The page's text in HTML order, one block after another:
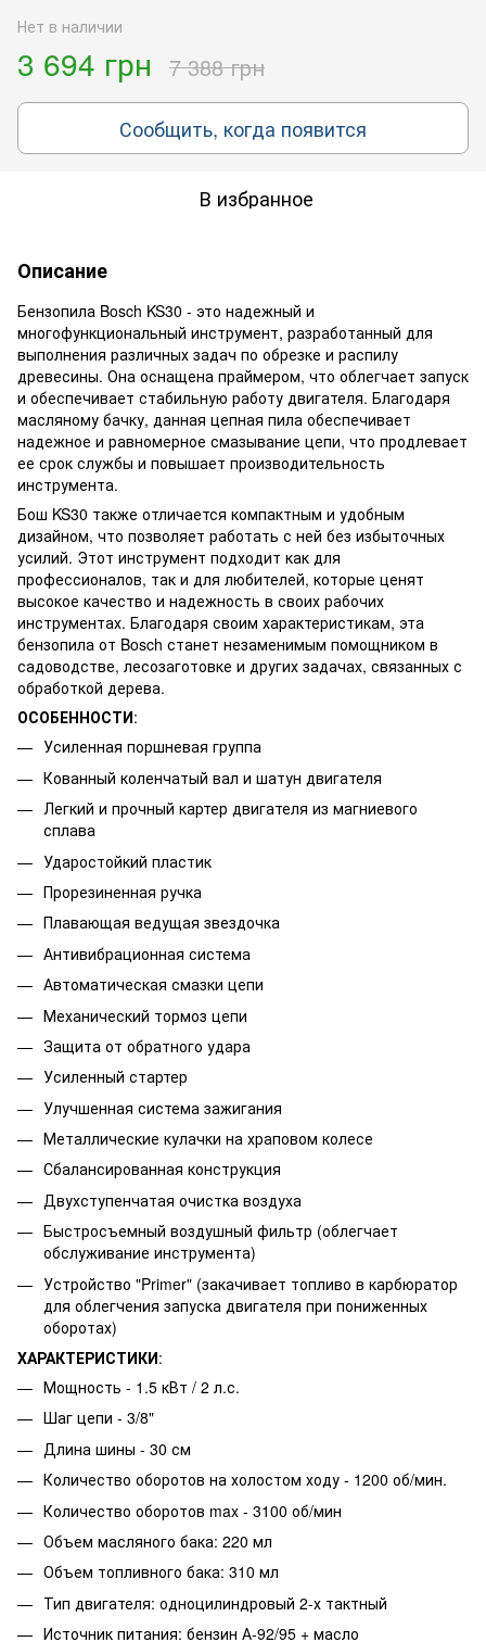
Нет в наличии
3 694 грн 7 388 грн
Сообщить, когда появится
В избранное
Описание
Бензопила Bosch KS30 - это надежный и
многофункциональный инструмент, разработанный для
выполнения различных задач по обрезке и распилу
древесины. Она оснащена праймером, что облегчает запуск
и обеспечивает стабильную работу двигателя. Благодаря
масляному бачку, данная цепная пила обеспечивает
надежное и равномерное смазывание цепи, что продлевает
ее срок службы и повышает производительность
инструмента.
Бош KS30 также отличается компактным и удобным
дизайном, что позволяет работать с ней без избыточных
усилий. Этот инструмент подходит как для
профессионалов, так и для любителей, которые ценят
высокое качество и надежность в своих рабочих
инструментах. Благодаря своим характеристикам, эта
бензопила от Bosch станет незаменимым помощником в
садоводстве, лесозаготовке и других задачах, связанных с
обработкой дерева.
ОСОБЕННОСТИ:
Усиленная поршневая группа
Кованный коленчатый вал и шатун двигателя
Легкий и прочный картер двигателя из магниевого
сплава
Ударостойкий пластик
Прорезиненная ручка
Плавающая ведущая звездочка
Антивибрационная система
Автоматическая смазки цепи
Механический тормоз цепи
Защита от обратного удара
Усиленный стартер
Улучшенная система зажигания
Металлические кулачки на храповом колесе
Сбалансированная конструкция
Двухступенчатая очистка воздуха
Быстросъемный воздушный фильтр (облегчает
обслуживание инструмента)
Устройство "Primer" (закачивает топливо в карбюратор
для облегчения запуска двигателя при пониженных
оборотах)
ХАРАКТЕРИСТИКИ:
Мощность - 1.5 кВт / 2 л.с.
Шаг цепи - 3/8"
Длина шины - 30 см
Количество оборотов на холостом ходу - 1200 об/мин.
Количество оборотов max - 3100 об/мин
Объем масляного бака: 220 мл
Объем топливного бака: 310 мл
Тип двигателя: одноцилиндровый 2-х тактный
Источник питания: бензин А-92/95 + масло